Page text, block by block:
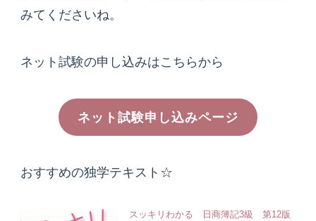
みてくださいね。
ネット試験の申し込みはこちらから
ネット試験申し込みページ
おすすめの独学テキスト☆
スッキリわかる 日商簿記3級 第12版